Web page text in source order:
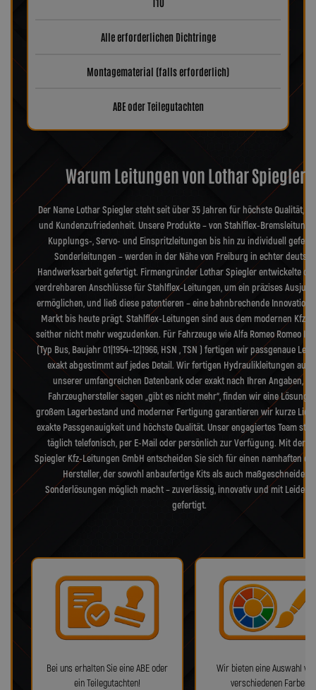
Alle erforderlichen Dichtringe
Montagematerial (falls erforderlich)
ABE oder Teilegutachten
Warum Leitungen von Lothar Spiegler?
Der Name Lothar Spiegler steht seit über 35 Jahren für höchste Qualität,
und Kundenzufriedenheit. Unsere Produkte – von Stahlflex-
Kupplungs-, Servo- und Einspritzleitungen bis hin zu individuell
Sonderleitungen – werden in der Nähe von Freiburg in echter
Handwerksarbeit gefertigt. Firmengründer Lothar Spiegler entwickelte
verdrehbaren Anschlüsse für Stahlflex-Leitungen, um ein präzises
ermöglichen, und ließ diese patentieren – eine bahnbrechende Innovation,
Markt bis heute prägt. Stahlflex-Leitungen sind aus dem modernen Kfz-
seither nicht mehr wegzudenken. Für Fahrzeuge wie Alfa Romeo Romeo II
(Typ Bus, Baujahr 01|1954–12|1966, HSN , TSN ) fertigen wir passgenaue
exakt abgestimmt auf jedes Detail. Wir fertigen Hydraulikleitungen auf
unserer umfangreichen Datenbank oder exakt nach Ihren Angaben,
Fahrzeughersteller sagen „gibt es nicht mehr“, finden wir eine Lösung.
großem Lagerbestand und moderner Fertigung garantieren wir kurze
exakte Passgenauigkeit und höchste Qualität. Unser engagiertes Team
täglich telefonisch, per E-Mail oder persönlich zur Verfügung. Mit der
Spiegler Kfz-Leitungen GmbH entscheiden Sie sich für einen namhaften
Hersteller, der sowohl anbaufertige Kits als auch maßgeschneiderte
Sonderlösungen möglich macht – zuverlässig, innovativ und mit
gefertigt.
Bei uns erhalten Sie eine ABE oder
ein Teilegutachten!
Wir bieten eine Auswahl
verschiedenen Farben!